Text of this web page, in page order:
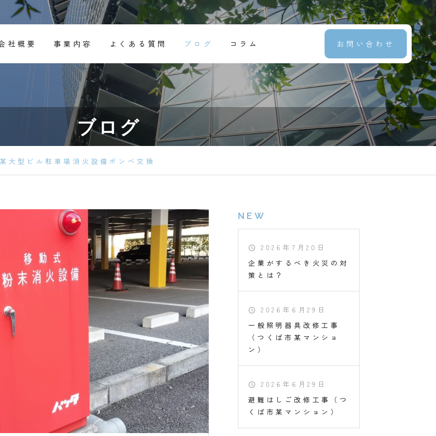
社概要 事業内容 よくある質問 ブログ コラム お問い合わせ
ブログ
大型ビル駐車場消火設備ボンベ交換
NEW
企業がするべき火災の対
策とは？
2026年7月20日
一般照明器具改修工事
（つくば市某マンショ
ン）
2026年6月29日
避難はしご改修工事（つ
くば市某マンション）
2026年6月29日